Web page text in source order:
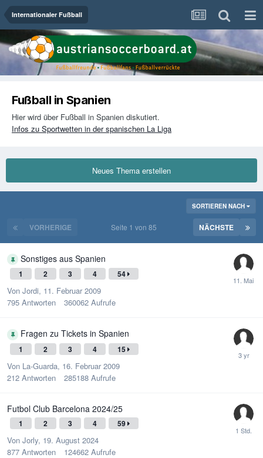
Internationaler Fußball
Fußball in Spanien
Hier wird über Fußball in Spanien diskutiert.
Infos zu Sportwetten in der spanischen La Liga
Neues Thema erstellen
SORTIEREN NACH
VORHERIGE NÄCHSTE
Seite 1 von 85
Sonstiges aus Spanien
1 2 3 4 54
Von Jordi, 11. Februar 2009
795 Antworten 360062 Aufrufe
Fragen zu Tickets in Spanien
1 2 3 4 15
Von La-Guarda, 16. Februar 2009
212 Antworten 285188 Aufrufe
Futbol Club Barcelona 2024/25
1 2 3 4 59
Von Jorly, 19. August 2024
877 Antworten 124662 Aufrufe